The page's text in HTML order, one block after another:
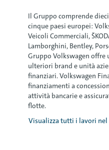
Il Gruppo comprende
cinque paesi europei:
Veicoli Commerciali,
Lamborghini, Bentley,
Gruppo Volkswagen offre
ulteriori brand e unità
finanziari. Volkswagen
finanziamenti a
attività bancarie e
flotte.
Visualizza tutti i lavori nel